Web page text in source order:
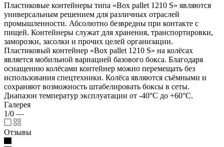
Пластиковые контейнеры типа «Box pallet 1210 S» являются
универсальным решением для различных отраслей
промышленности. Абсолютно безвредны при контакте с
пищей. Контейнеры служат для хранения, транспортировки,
заморозки, засолки и прочих целей организации.
Пластиковый контейнер «Box pallet 1210 S» на колёсах
является мобильной вариацией базового бокса. Благодаря
оснащению колёсами контейнер можно перемещать без
использования спецтехники. Колёса являются съёмными и
сохраняют возможность штабелировать боксы в сеты.
Диапазон температур эксплуатации от -40°С до +60°С.
Галерея
1/0 —
Отзывы